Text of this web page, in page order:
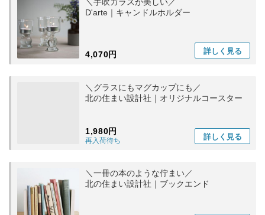
D'arte｜キャンドルホルダー
4,070円 詳しく 見る
＼グラスにもマグカップにも／
北の住まい設計社｜オリジナルコースター
1,980円
再入荷待ち 詳しく 見る
＼一冊の本のような佇まい／
北の住まい設計社｜ブックエンド